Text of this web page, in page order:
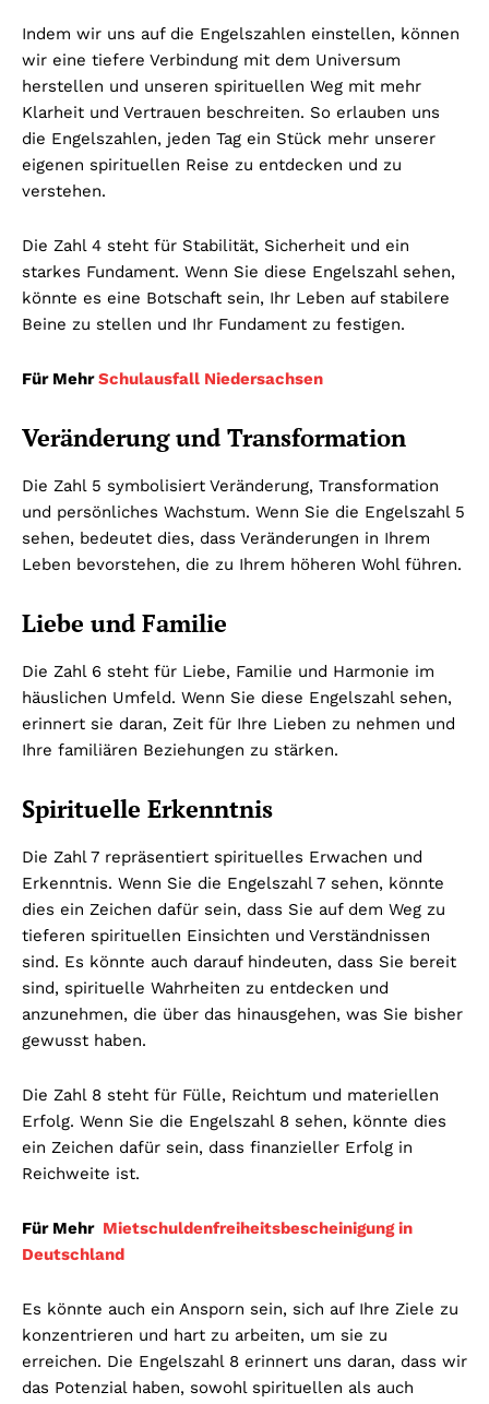
Indem wir uns auf die Engelszahlen einstellen, können
wir eine tiefere Verbindung mit dem Universum
herstellen und unseren spirituellen Weg mit mehr
Klarheit und Vertrauen beschreiten. So erlauben uns
die Engelszahlen, jeden Tag ein Stück mehr unserer
eigenen spirituellen Reise zu entdecken und zu
verstehen.
Die Zahl 4 steht für Stabilität, Sicherheit und ein
starkes Fundament. Wenn Sie diese Engelszahl sehen,
könnte es eine Botschaft sein, Ihr Leben auf stabilere
Beine zu stellen und Ihr Fundament zu festigen.
Für MehrSchulausfall Niedersachsen
Veränderung und Transformation
Die Zahl 5 symbolisiert Veränderung, Transformation
und persönliches Wachstum. Wenn Sie die Engelszahl 5
sehen, bedeutet dies, dass Veränderungen in Ihrem
Leben bevorstehen, die zu Ihrem höheren Wohl führen.
Liebe und Familie
Die Zahl 6 steht für Liebe, Familie und Harmonie im
häuslichen Umfeld. Wenn Sie diese Engelszahl sehen,
erinnert sie daran, Zeit für Ihre Lieben zu nehmen und
Ihre familiären Beziehungen zu stärken.
Spirituelle Erkenntnis
Die Zahl 7 repräsentiert spirituelles Erwachen und
Erkenntnis. Wenn Sie die Engelszahl 7 sehen, könnte
dies ein Zeichen dafür sein, dass Sie auf dem Weg zu
tieferen spirituellen Einsichten und Verständnissen
sind. Es könnte auch darauf hindeuten, dass Sie bereit
sind, spirituelle Wahrheiten zu entdecken und
anzunehmen, die über das hinausgehen, was Sie bisher
gewusst haben.
Die Zahl 8 steht für Fülle, Reichtum und materiellen
Erfolg. Wenn Sie die Engelszahl 8 sehen, könnte dies
ein Zeichen dafür sein, dass finanzieller Erfolg in
Reichweite ist.
Für Mehr Mietschuldenfreiheitsbescheinigung in
Deutschland
Es könnte auch ein Ansporn sein, sich auf Ihre Ziele zu
konzentrieren und hart zu arbeiten, um sie zu
erreichen. Die Engelszahl 8 erinnert uns daran, dass wir
das Potenzial haben, sowohl spirituellen als auch